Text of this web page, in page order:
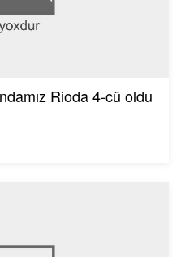
Rioda 4-cü oldu